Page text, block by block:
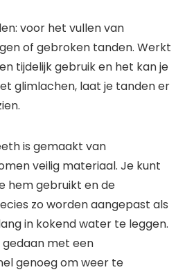
voor het vullen van
of gebroken tanden. Werkt
tijdelijk gebruik en het kan je
glimlachen, laat je tanden er
is gemaakt van
veilig materiaal. Je kunt
hem gebruikt en de
zo worden aangepast als
in kokend water te leggen.
gedaan met een
genoeg om weer te